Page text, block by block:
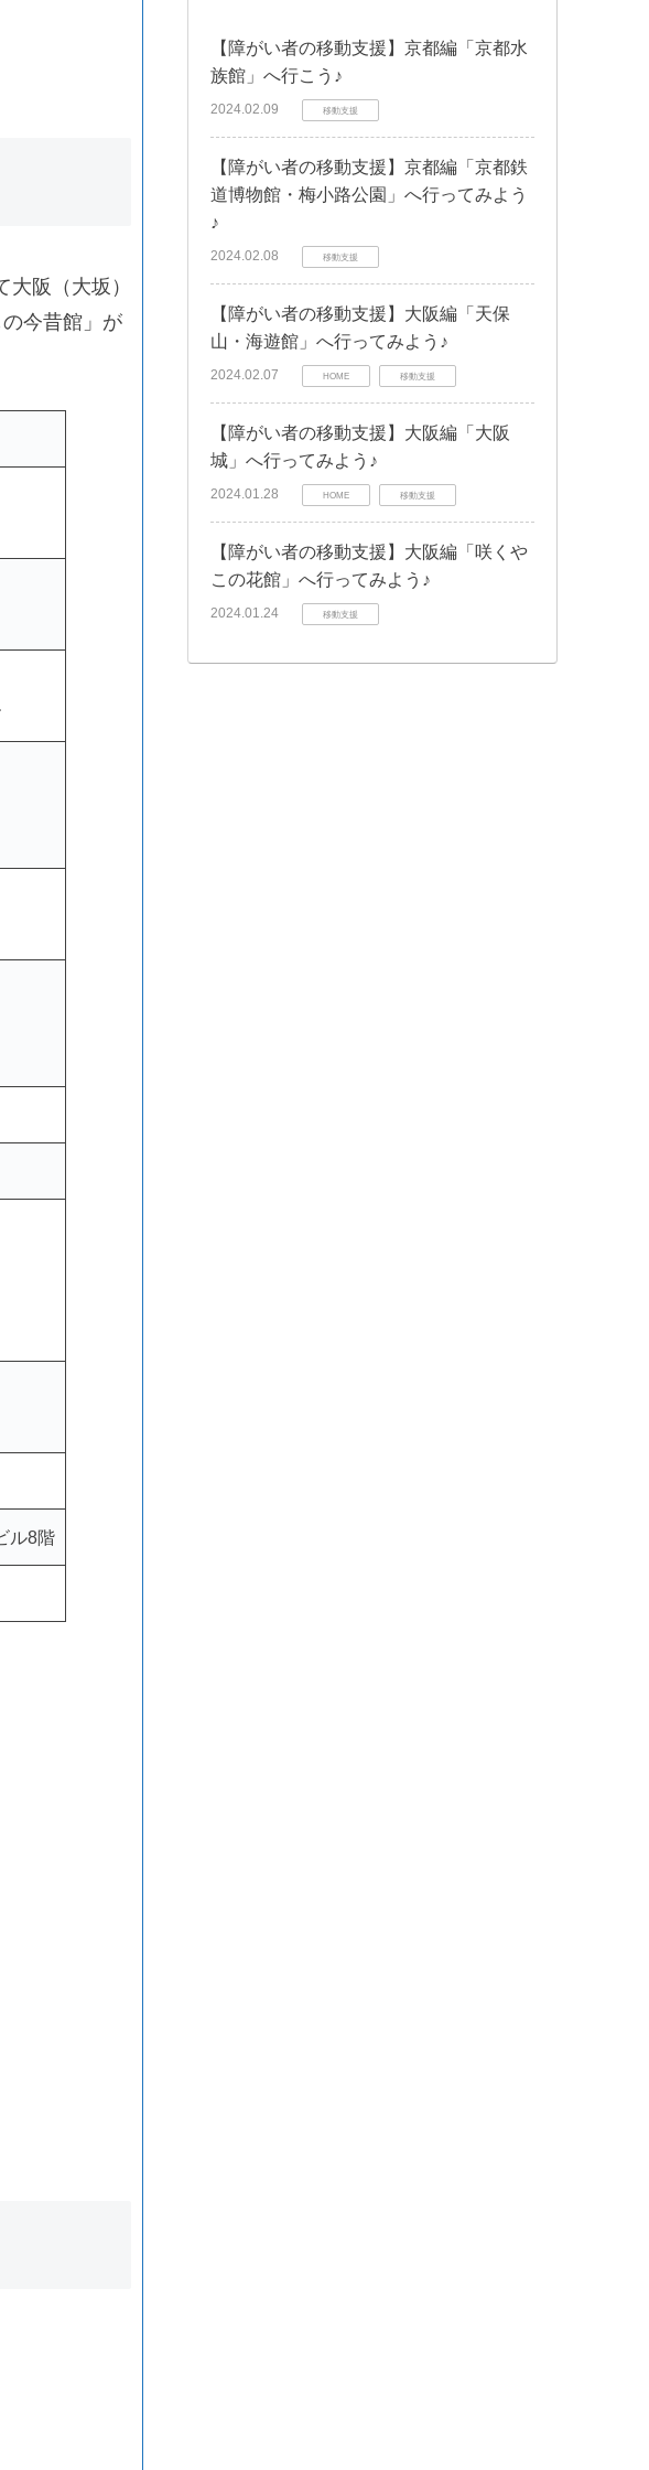
阪（大坂）
今昔館」が
ル8階
【障がい者の移動支援】京都編「京都水
族館」へ行こう♪
2024.02.09 移動支援
【障がい者の移動支援】京都編「京都鉄
道博物館・梅小路公園」へ行ってみよう
♪
2024.02.08 移動支援
【障がい者の移動支援】大阪編「天保
山・海遊館」へ行ってみよう♪
2024.02.07 HOME 移動支援
【障がい者の移動支援】大阪編「大阪
城」へ行ってみよう♪
2024.01.28 HOME 移動支援
【障がい者の移動支援】大阪編「咲くや
この花館」へ行ってみよう♪
2024.01.24 移動支援